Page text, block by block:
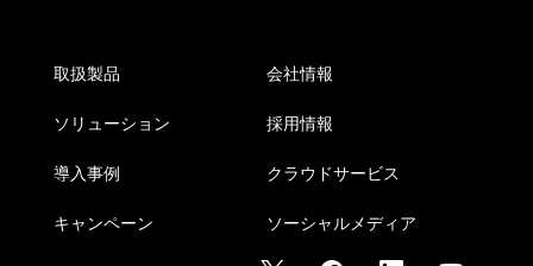
取扱製品
ソリューション
導入事例
キャンペーン
会社情報
採用情報
クラウドサービス
ソーシャルメディア